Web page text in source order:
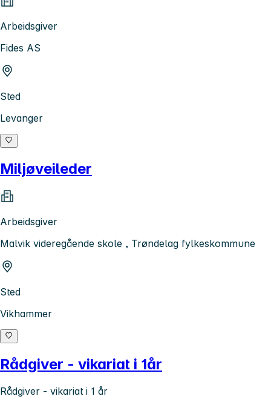
Arbeidsgiver
Fides AS
Sted
Levanger
Miljøveileder
Arbeidsgiver
Malvik videregående skole , Trøndelag fylkeskommune
Sted
Vikhammer
Rådgiver - vikariat i 1år
Rådgiver - vikariat i 1 år